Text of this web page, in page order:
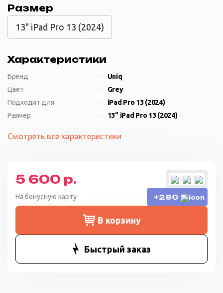
Размер
13" iPad Pro 13 (2024)
Характеристики
Бренд
Uniq
Цвет
Grey
Подходит для
iPad Pro 13 (2024)
Размер
13" iPad Pro 13 (2024)
Смотреть все характеристики
5 600 р.
На бонусную карту +280
В корзину
Быстрый заказ